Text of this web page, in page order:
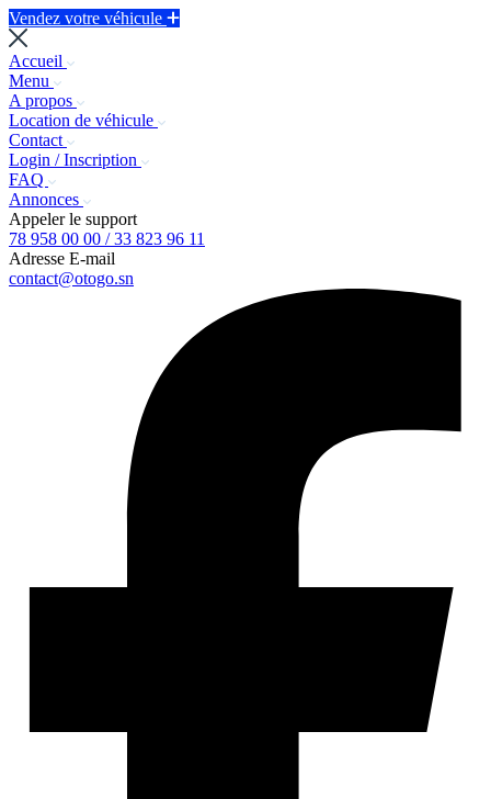
Vendez votre véhicule
Accueil
Menu
A propos
Location de véhicule
Contact
Login / Inscription
FAQ
Annonces
Appeler le support
78 958 00 00 / 33 823 96 11
Adresse E-mail
contact@otogo.sn